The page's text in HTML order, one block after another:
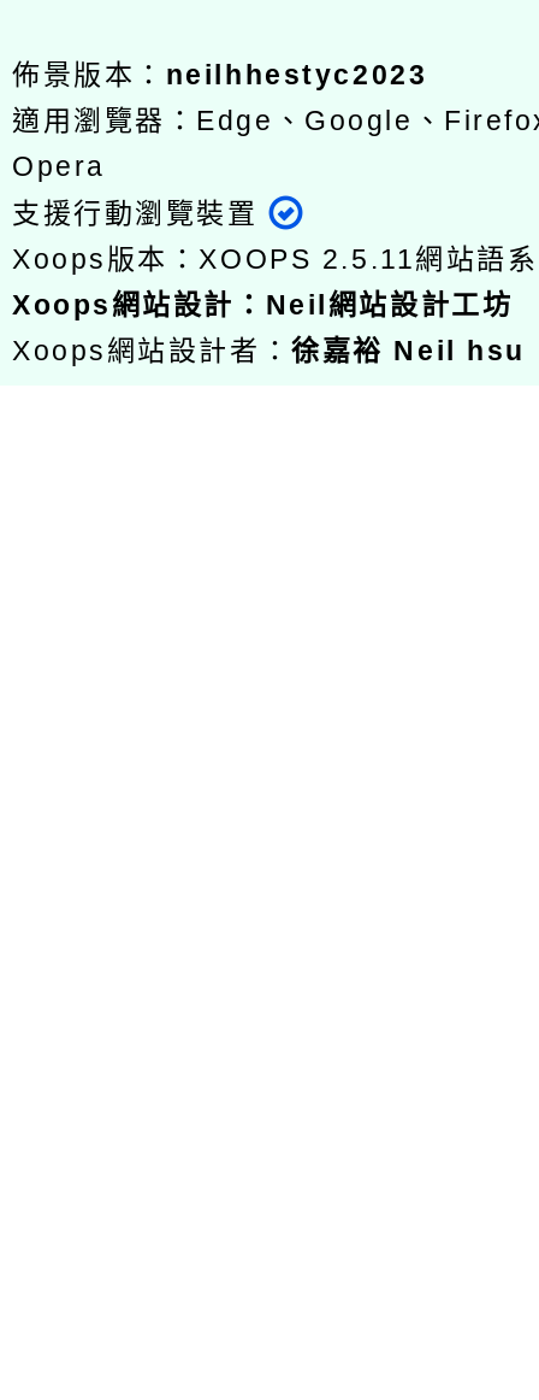
佈景版本： neilhhestyc2023
適用瀏覽器：Edge、Google、
Opera
支援行動瀏覽裝置
Xoops版本： XOOPS 2.5.11網站語
Xoops網站設計 ： Neil網站設計工坊
Xoops網站設計者：徐嘉裕 Neil hsu